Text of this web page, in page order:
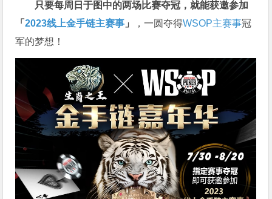
只要每周日于图中的两场比赛夺冠，就能获邀参加
「2023线上金手链主赛事 」 ，一圆夺得WSOP主赛事冠
军的梦想！